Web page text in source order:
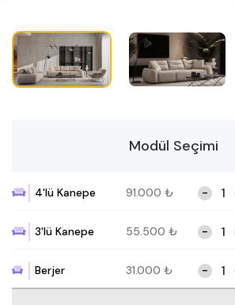
Modül Seçimi
4'lü Kanepe 91.000 ₺ -
3'lü Kanepe 55.500 ₺ -
Berjer 31.000 ₺ -